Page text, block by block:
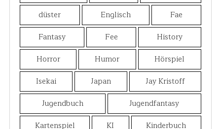
düster
Englisch
Fae
Fantasy
Fee
History
Horror
Humor
Hörspiel
Isekai
Japan
Jay Kristoff
Jugendbuch
Jugendfantasy
Kartenspiel
KI
Kinderbuch